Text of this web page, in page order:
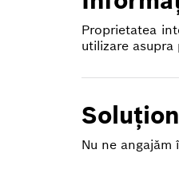
Proprietatea
utilizare
Nu ne